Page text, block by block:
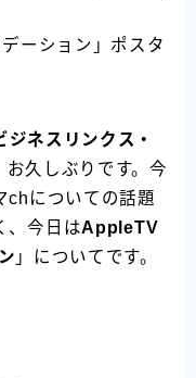
ーション」ポスタ
ジネスリンクス・
お久しぶりです。今
chについての話題
、今日はAppleTV
」についてです。